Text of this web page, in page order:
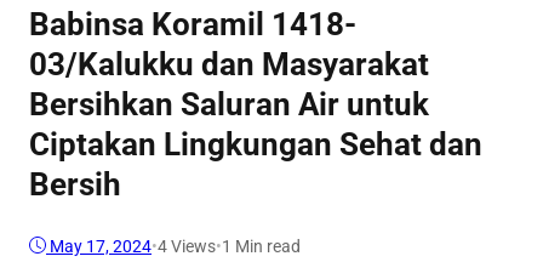
Babinsa Koramil 1418-
03/Kalukku dan Masyarakat
Bersihkan Saluran Air untuk
Ciptakan Lingkungan Sehat dan
Bersih
May 17, 2024•4Views•1 Min read